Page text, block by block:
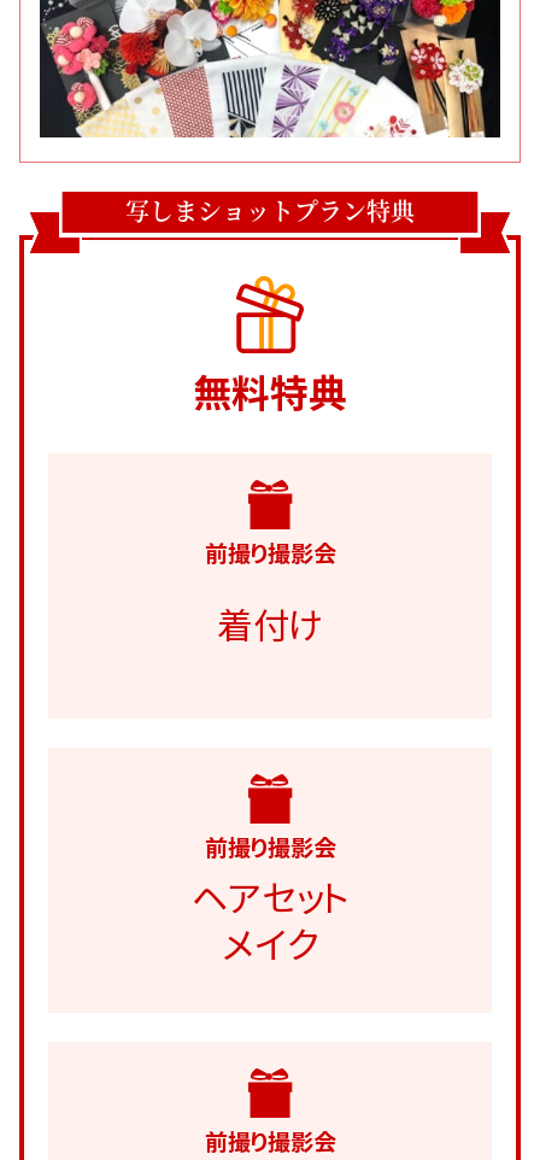
写しまショットプラン特典
無料特典
前撮り撮影会
着付け
前撮り撮影会
ヘアセット
メイク
前撮り撮影会